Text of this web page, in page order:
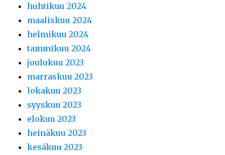
huhtikuu 2024
maaliskuu 2024
helmikuu 2024
tammikuu 2024
joulukuu 2023
marraskuu 2023
lokakuu 2023
syyskuu 2023
elokuu 2023
heinäkuu 2023
kesäkuu 2023